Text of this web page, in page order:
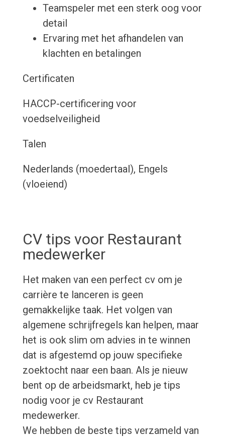
Teamspeler met een sterk oog voor
detail
Ervaring met het afhandelen van
klachten en betalingen
Certificaten
HACCP-certificering voor
voedselveiligheid
Talen
Nederlands (moedertaal), Engels
(vloeiend)
CV tips voor Restaurant
medewerker
Het maken van een perfect cv om je
carrière te lanceren is geen
gemakkelijke taak. Het volgen van
algemene schrijfregels kan helpen, maar
het is ook slim om advies in te winnen
dat is afgestemd op jouw specifieke
zoektocht naar een baan. Als je nieuw
bent op de arbeidsmarkt, heb je tips
nodig voor je cv Restaurant
medewerker.
We hebben de beste tips verzameld van